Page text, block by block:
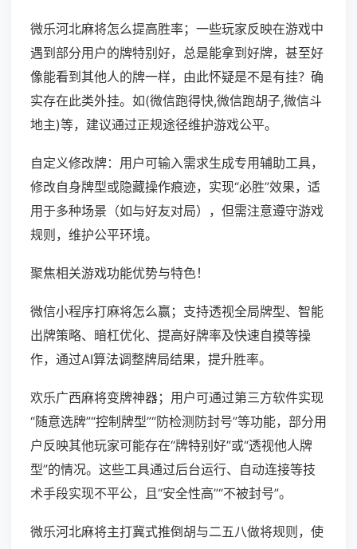
微乐河北麻将怎么提高胜率；一些玩家反映在游戏中
遇到部分用户的牌特别好，总是能拿到好牌，甚至好
像能看到其他人的牌一样，由此怀疑是不是有挂？确
实存在此类外挂。如(微信跑得快,微信跑胡子,微信斗
地主)等，建议通过正规途径维护游戏公平。
自定义修改牌：用户可输入需求生成专用辅助工具，
修改自身牌型或隐藏操作痕迹，实现“必胜”效果，适
用于多种场景（如与好友对局），但需注意遵守游戏
规则，维护公平环境。
聚焦相关游戏功能优势与特色！
微信小程序打麻将怎么赢；支持透视全局牌型、智能
出牌策略、暗杠优化、提高好牌率及快速自摸等操
作，通过AI算法调整牌局结果，提升胜率。
欢乐广西麻将变牌神器；用户可通过第三方软件实现
“随意选牌”“控制牌型”“防检测防封号”等功能，部分用
户反映其他玩家可能存在“牌特别好”或“透视他人牌
型”的情况。这些工具通过后台运行、自动连接等技
术手段实现不平公，且“安全性高”“不被封号”。
微乐河北麻将主打冀式推倒胡与二五八做将规则，使